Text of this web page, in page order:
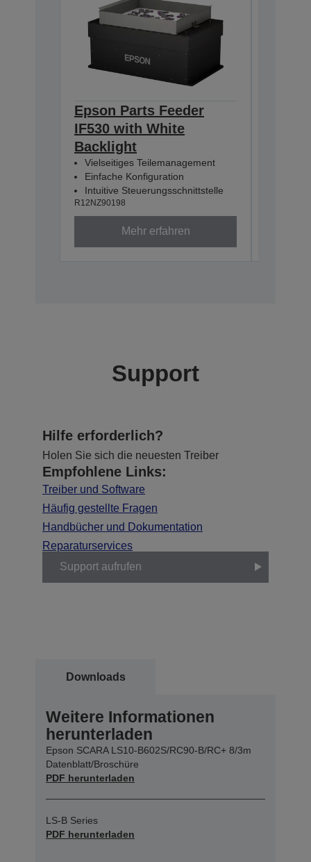
Epson Parts Feeder
IF530 with White
Backlight
Vielseitiges Teilemanagement
Einfache Konfiguration
Intuitive Steuerungsschnittstelle
R12NZ90198
Mehr erfahren
Support
Hilfe erforderlich?
Holen Sie sich die neuesten Treiber
Empfohlene Links:
Treiber und Software
Häufig gestellte Fragen
Handbücher und Dokumentation
Reparaturservices
Support aufrufen
Downloads
Weitere Informationen
herunterladen
Epson SCARA LS10-B602S/RC90-B/RC+ 8/3m
Datenblatt/Broschüre
PDF herunterladen
LS-B Series
PDF herunterladen